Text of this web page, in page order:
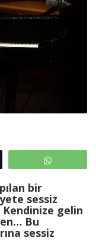
bir
sessiz
Kendinize gelin
Bu
sessiz